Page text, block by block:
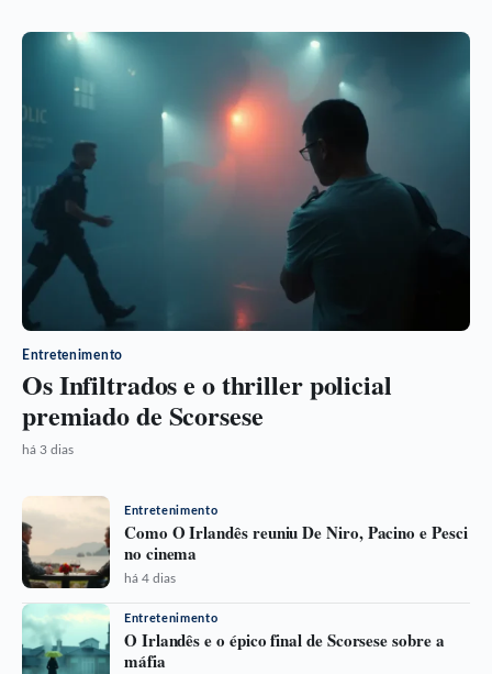
Entretenimento
Os Infiltrados e o thriller policial
premiado de Scorsese
há 3 dias
Entretenimento
Como O Irlandês reuniu De Niro, Pacino e Pesci
no cinema
há 4 dias
Entretenimento
O Irlandês e o épico final de Scorsese sobre a
máfia